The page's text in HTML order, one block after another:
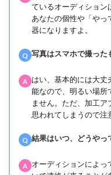
ているオーディション
あなたの個性や「や
器になりますよ。
Q 写真はスマホで撮った
A
はい、基本的には大丈
能なので、明るい場所
ません。ただ、加工
思われてしまうので注
Q 結果はいつ、どうやっ
A
オーディションによっ